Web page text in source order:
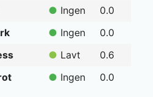
● Ingen
0.0
● Ingen
0.0
● Lavt
0.6
● Ingen 0.0